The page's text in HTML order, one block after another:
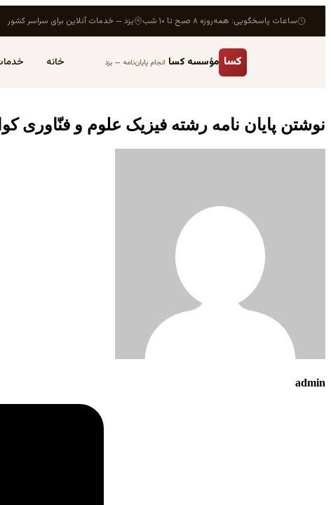
ساعات پاسخگویی: همه‌روزه ۸ صبح تا ۱۰ شب یزد — خدمات آنلاین برای سراسر کشور
کسا مؤسسه کسا انجام پایان‌نامه — یزد خانه
نوشتن پایان نامه رشته فیزیک علوم و فنّاوری
admin